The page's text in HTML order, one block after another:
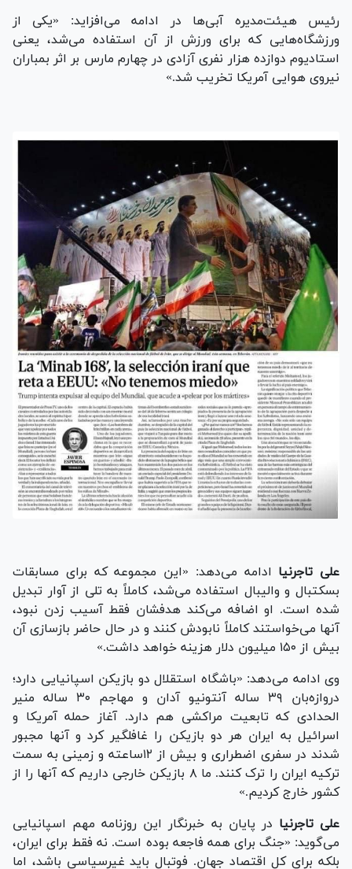
رئیس هیئت‌مدیره آبی‌ها در ادامه می‌افزاید: «یکی از
ورزشگاه‌هایی که برای ورزش از آن استفاده می‌شد، یعنی
استادیوم دوازده هزار نفری آزادی در چهارم مارس بر اثر بمباران
نیروی هوایی آمریکا تخریب شد.»
علی تاجرنیا ادامه می‌دهد: «این مجموعه که برای مسابقات
بسکتبال و والیبال استفاده می‌شد، کاملاً به تلی از آوار تبدیل
شده است. او اضافه می‌کند هدفشان فقط آسیب زدن نبود،
آنها می‌خواستند کاملاً نابودش کنند و در حال حاضر بازسازی آن
بیش از ۱۵۰ میلیون دلار هزینه خواهد داشت.»
وی ادامه می‌دهد: «باشگاه استقلال دو بازیکن اسپانیایی دارد؛
دروازه‌بان ۳۹ ساله آنتونیو آدان و مهاجم ۳۰ ساله منیر
الحدادی که تابعیت مراکشی هم دارد. آغاز حمله آمریکا و
اسرائیل به ایران هر دو بازیکن را غافلگیر کرد و آنها مجبور
شدند در سفری اضطراری و بیش از ۱۲‌ساعته و زمینی به سمت
ترکیه ایران را ترک کنند. ما ۸ بازیکن خارجی داریم که آنها را از
کشور خارج کردیم.»
علی تاجرنیا در پایان به خبرنگار این روزنامه مهم اسپانیایی
می‌گوید: «جنگ برای همه فاجعه بوده است. نه فقط برای ایران،
بلکه برای کل اقتصاد جهان. فوتبال باید غیرسیاسی باشد، اما